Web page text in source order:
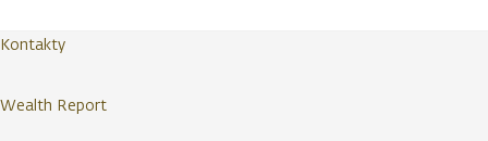
Kontakty
Wealth Report